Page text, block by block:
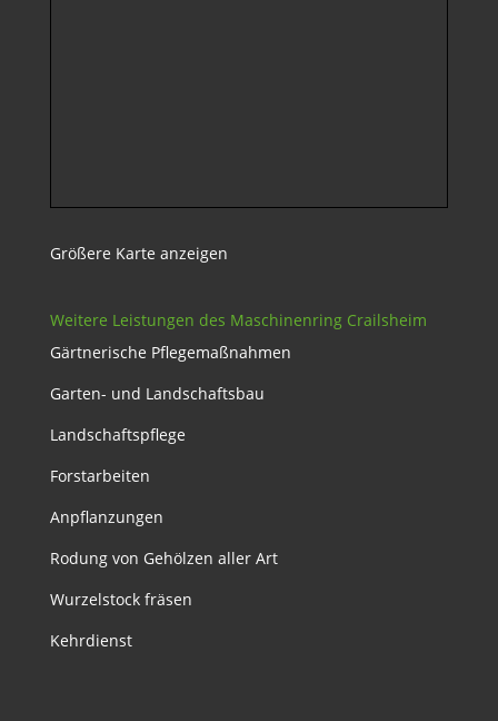
Größere Karte anzeigen
Weitere Leistungen des Maschinenring Crailsheim
Gärtnerische Pflegemaßnahmen
Garten- und Landschaftsbau
Landschaftspflege
Forstarbeiten
Anpflanzungen
Rodung von Gehölzen aller Art
Wurzelstock fräsen
Kehrdienst